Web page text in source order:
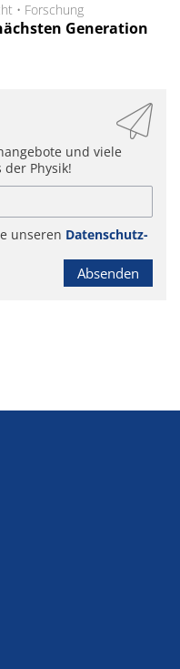
• Forschung
Generation
und viele
Physik!
unseren Datenschutz-
Absenden